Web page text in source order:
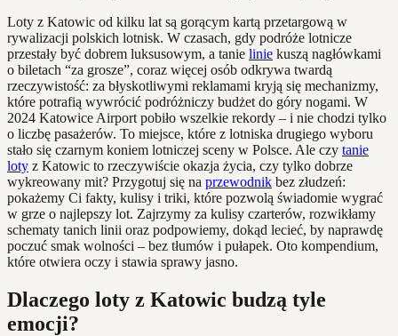
Loty z Katowic od kilku lat są gorącym kartą przetargową w
rywalizacji polskich lotnisk. W czasach, gdy podróże lotnicze
przestały być dobrem luksusowym, a tanie linie kuszą nagłówkami
o biletach “za grosze”, coraz więcej osób odkrywa twardą
rzeczywistość: za błyskotliwymi reklamami kryją się mechanizmy,
które potrafią wywrócić podróżniczy budżet do góry nogami. W
2024 Katowice Airport pobiło wszelkie rekordy – i nie chodzi tylko
o liczbę pasażerów. To miejsce, które z lotniska drugiego wyboru
stało się czarnym koniem lotniczej sceny w Polsce. Ale czy tanie
loty z Katowic to rzeczywiście okazja życia, czy tylko dobrze
wykreowany mit? Przygotuj się na przewodnik bez złudzeń:
pokażemy Ci fakty, kulisy i triki, które pozwolą świadomie wygrać
w grze o najlepszy lot. Zajrzymy za kulisy czarterów, rozwikłamy
schematy tanich linii oraz podpowiemy, dokąd lecieć, by naprawdę
poczuć smak wolności – bez tłumów i pułapek. Oto kompendium,
które otwiera oczy i stawia sprawy jasno.
Dlaczego loty z Katowic budzą tyle
emocji?